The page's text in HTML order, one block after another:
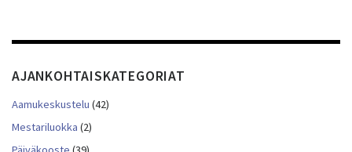
AJANKOHTAISKATEGORIAT
Aamukeskustelu (42)
Mestariluokka (2)